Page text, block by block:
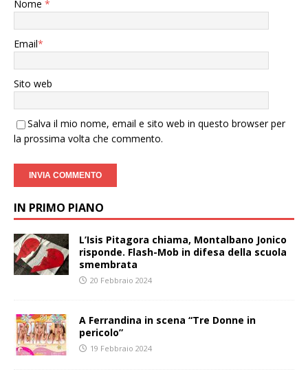
Nome *
Email*
Sito web
Salva il mio nome, email e sito web in questo browser per
la prossima volta che commento.
IN PRIMO PIANO
L’Isis Pitagora chiama, Montalbano Jonico
risponde. Flash-Mob in difesa della scuola
smembrata
20 Febbraio 2024
A Ferrandina in scena “Tre Donne in
pericolo”
19 Febbraio 2024